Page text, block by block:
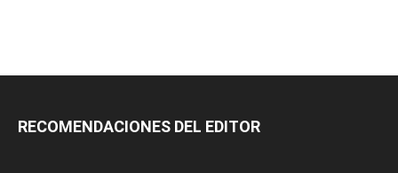
RECOMENDACIONES DEL EDITOR